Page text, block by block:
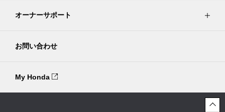
オーナーサポート
お問い合わせ
My Honda